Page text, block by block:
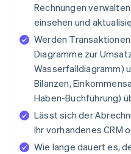
Rechnungen
einsehen und
Werden
Diagramme zur
Wasserfalldiagramm)
Bilanzen,
Haben-Buchführung)
Lässt sich der
Ihr vorhandenes CRM
Wie lange dauert es,